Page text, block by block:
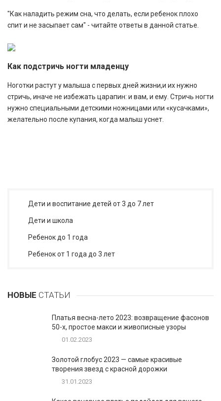
"Как наладить режим сна, что делать, если ребенок плохо
спит и не засыпает сам" - читайте ответы в данной статье.
Как подстричь ногти младенцу
Ноготки растут у малыша с первых дней жизни,и их нужно
стричь, иначе не избежать царапин: и вам, и ему. Стричь ногти
нужно специальными детскими ножницами или «кусачками»,
желательно после купания, когда малыш уснет.
Дети и воспитание детей от 3 до 7 лет
Дети и школа
Ребенок до 1 года
Ребенок от 1 года до 3 лет
НОВЫЕ СТАТЬИ
Платья весна-лето 2023: возвращение фасонов
50-х, простое макси и живописные узоры
01.02.2023
Золотой глобус 2023 — самые красивые
творения звезд с красной дорожки
31.01.2023